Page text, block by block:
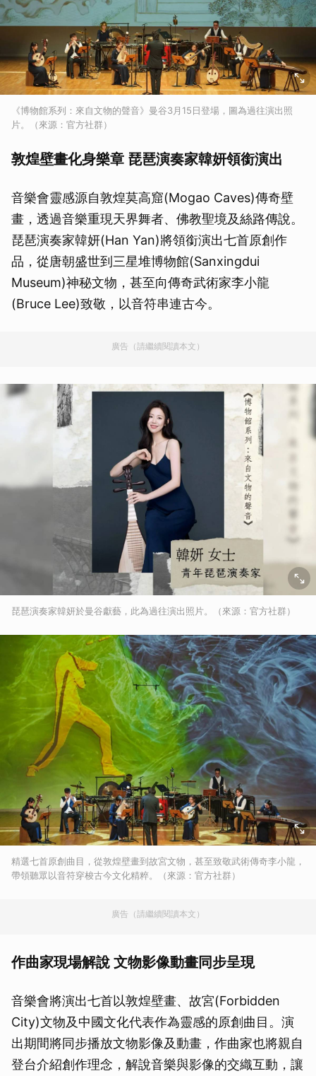
《博物館系列：來自文物的聲音》曼谷3月15日登場，圖為過往演出照
片。（來源：官方社群）
敦煌壁畫化身樂章 琵琶演奏家韓妍領銜演出
音樂會靈感源自敦煌莫高窟(Mogao Caves)傳奇壁
畫，透過音樂重現天界舞者、佛教聖境及絲路傳說。
琵琶演奏家韓妍(Han Yan)將領銜演出七首原創作
品，從唐朝盛世到三星堆博物館(Sanxingdui
Museum)神秘文物，甚至向傳奇武術家李小龍
(Bruce Lee)致敬，以音符串連古今。
廣告（請繼續閱讀本文）
琵琶演奏家韓妍於曼谷獻藝，此為過往演出照片。（來源：官方社群）
精選七首原創曲目，從敦煌壁畫到故宮文物，甚至致敬武術傳奇李小龍，
帶領聽眾以音符穿梭古今文化精粹。（來源：官方社群）
廣告（請繼續閱讀本文）
作曲家現場解說 文物影像動畫同步呈現
音樂會將演出七首以敦煌壁畫、故宮(Forbidden
City)文物及中國文化代表作為靈感的原創曲目。演
出期間將同步播放文物影像及動畫，作曲家也將親自
登台介紹創作理念，解說音樂與影像的交織互動，讓